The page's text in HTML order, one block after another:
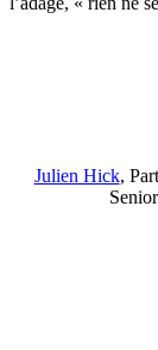
Julien Hick,